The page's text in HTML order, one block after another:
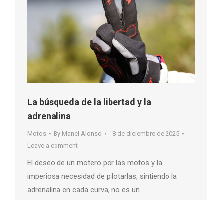
La búsqueda de la libertad y la
adrenalina
Motos By Manel Alonso
18 de diciembre de 2025
Leave a comment
El deseo de un motero por las motos y la
imperiosa necesidad de pilotarlas, sintiendo la
adrenalina en cada curva, no es un …